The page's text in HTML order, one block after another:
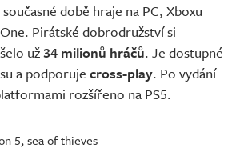
současné době hraje na PC, Xboxu
Pirátské dobrodružství si
už34 milionů hráčů. Je dostupné
a podporuje cross-play. Po vydání
rozšířeno na PS5.
5,sea of thieves